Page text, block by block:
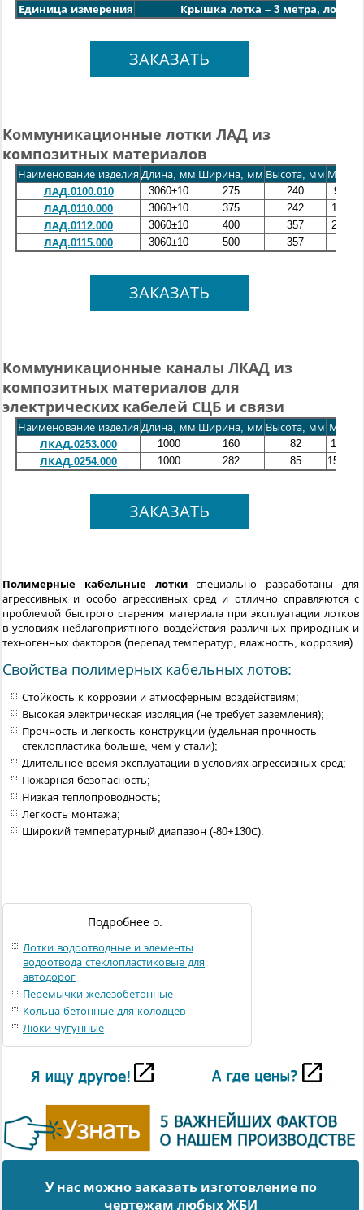
Единица измерения
Крышка лотка – 3 метра, лоток
ЗАКАЗАТЬ
Коммуникационные лотки ЛАД из
композитных материалов
Наименование изделия Длина, мм Ширина, мм Высота, мм Масса,
ЛАД.0100.010
3060±10 275 240
ЛАД.0110.000
3060±10 375 242
ЛАД.0112.000
3060±10 400 357
ЛАД.0115.000
3060±10 500 357
ЗАКАЗАТЬ
Коммуникационные каналы ЛКАД из
композитных материалов для
электрических кабелей СЦБ и связи
Наименование изделия Длина, мм Ширина, мм Высота, мм Масса,
ЛКАД.0253.000
1000 160 82
ЛКАД.0254.000
1000 282 85
ЗАКАЗАТЬ
Полимерные кабельные лоткиспециально разработаны для
агрессивных и особо агрессивных сред и отлично справляются с
проблемой быстрого старения материала при эксплуатации лотков
в условиях неблагоприятного воздействия различных природных и
техногенных факторов (перепад температур, влажность, коррозия).
Свойства полимерных кабельных лотов:
Стойкость к коррозии и атмосферным воздействиям;
Высокая электрическая изоляция (не требует заземления);
Прочность и легкость конструкции (удельная прочность
стеклопластика больше, чем у стали);
Длительное время эксплуатации в условиях агрессивных сред;
Пожарная безопасность;
Низкая теплопроводность;
Легкость монтажа;
Широкий температурный диапазон (-80+130С).
Подробнее о:
Лотки водоотводные и элементы
водоотвода стеклопластиковые для
автодорог
Перемычки железобетонные
Кольца бетонные для колодцев
Люки чугунные
У нас можно заказать изготовление по
чертежам любых ЖБИ